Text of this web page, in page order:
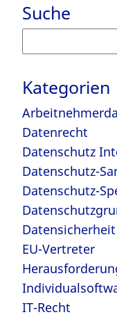
Suche
nach:
Kategorien
Datenrecht
Datenschutz
Datenschutz-
Datenschutz-
Datensicherheit
EU-Vertreter
IT-Recht